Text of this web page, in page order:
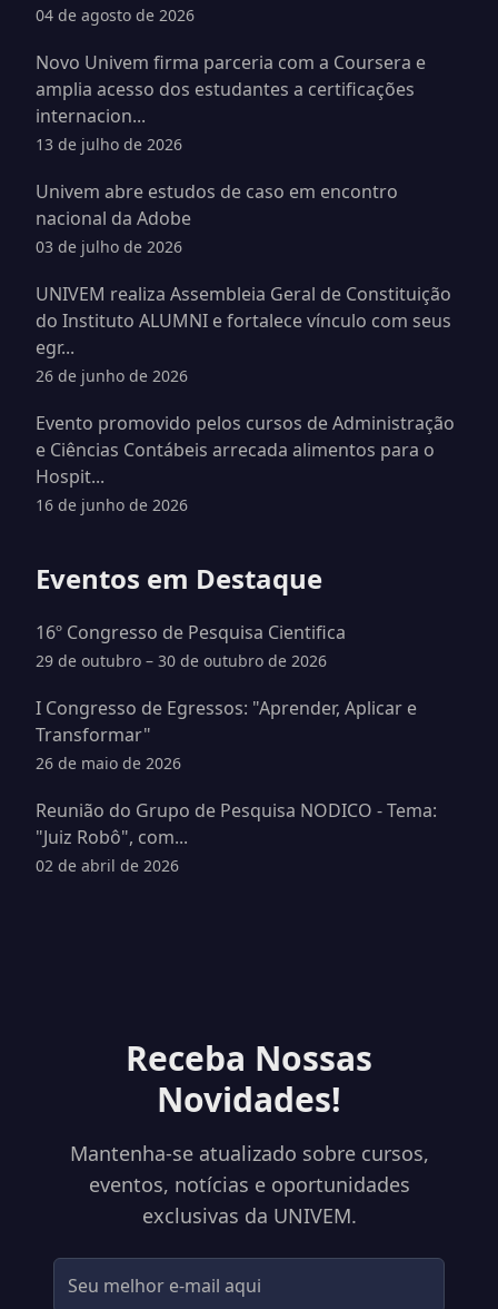
04 de agosto de 2026
Novo Univem firma parceria com a Coursera e
amplia acesso dos estudantes a certificações
internacion...
13 de julho de 2026
Univem abre estudos de caso em encontro
nacional da Adobe
03 de julho de 2026
UNIVEM realiza Assembleia Geral de Constituição
do Instituto ALUMNI e fortalece vínculo com seus
egr...
26 de junho de 2026
Evento promovido pelos cursos de Administração
e Ciências Contábeis arrecada alimentos para o
Hospit...
16 de junho de 2026
Eventos em Destaque
16º Congresso de Pesquisa Cientifica
29 de outubro – 30 de outubro de 2026
I Congresso de Egressos: "Aprender, Aplicar e
Transformar"
26 de maio de 2026
Reunião do Grupo de Pesquisa NODICO - Tema:
"Juiz Robô", com...
02 de abril de 2026
Receba Nossas
Novidades!
Mantenha-se atualizado sobre cursos,
eventos, notícias e oportunidades
exclusivas da UNIVEM.